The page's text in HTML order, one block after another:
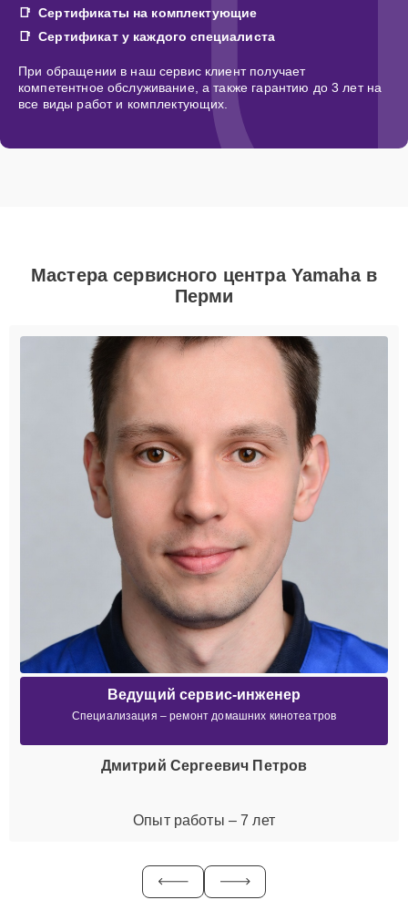
Сертификаты на комплектующие
Сертификат у каждого специалиста
При обращении в наш сервис клиент получает
компетентное обслуживание, а также гарантию до 3 лет на
все виды работ и комплектующих.
Мастера сервисного центра Yamaha в
Перми
Ведущий сервис-инженер
Специализация – ремонт домашних кинотеатров
Дмитрий Сергеевич Петров
Опыт работы – 7 лет